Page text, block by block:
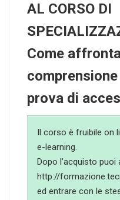
AL CORSO DI
Come
prova di
Il corso è fruibile
e-learning.
Dopo l’acquisto puoi
http://
ed entrare con le